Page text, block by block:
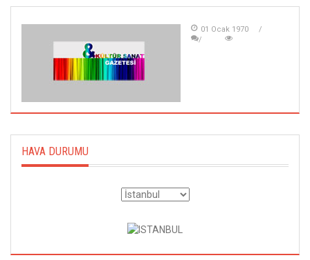
01 Ocak 1970
HAVA DURUMU